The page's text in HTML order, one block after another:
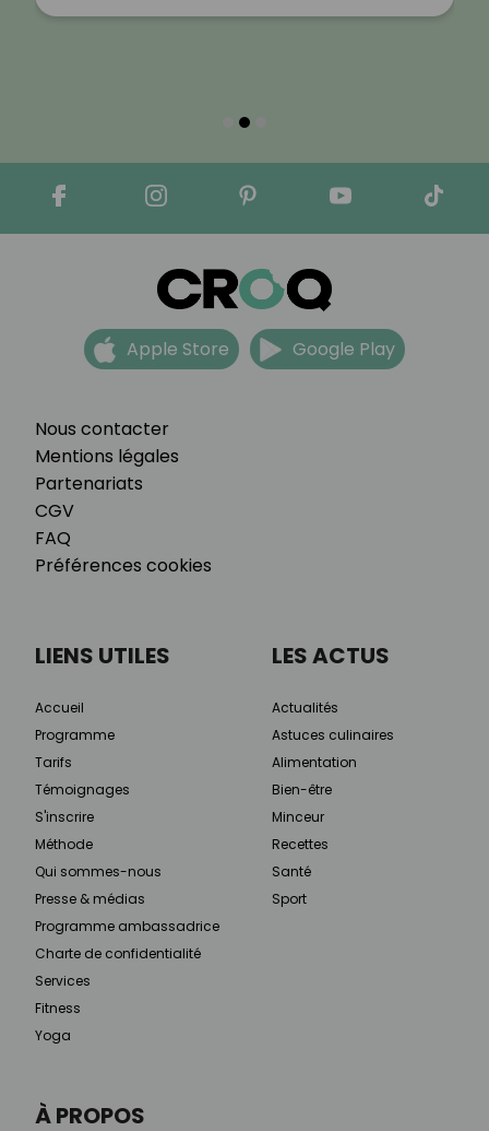
Nous contacter
Mentions légales
Partenariats
CGV
FAQ
Préférences cookies
Apple Store Google Play
À PROPOS
LIENS UTILES
Accueil
Programme
Tarifs
Témoignages
S'inscrire
Méthode
Qui sommes-nous
Presse & médias
Programme ambassadrice
Charte de confidentialité
Services
Fitness
Yoga
LES ACTUS
Actualités
Astuces culinaires
Alimentation
Bien-être
Minceur
Recettes
Santé
Sport